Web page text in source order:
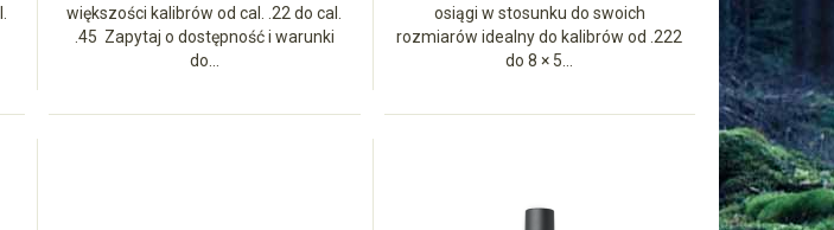
większości kalibrów od cal. .22 do cal.
.45 Zapytaj o dostępność i warunki
do...
osiągi w stosunku do swoich
rozmiarów idealny do kalibrów od .222
do 8 × 5...